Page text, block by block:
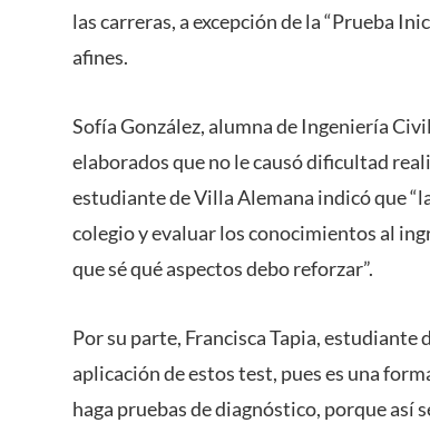
las carreras, a excepción de la “Prueba
afines.
Sofía González, alumna de Ingeniería
elaborados que no le causó dificultad
estudiante de Villa Alemana indicó que
colegio y evaluar los conocimientos al
que sé qué aspectos debo reforzar”.
Por su parte, Francisca Tapia,
aplicación de estos test, pues es una
haga pruebas de diagnóstico, porque así